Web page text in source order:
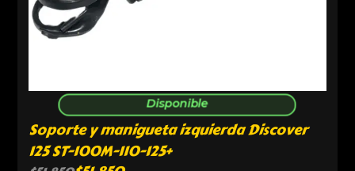
Disponible
Soporte y manigueta izquierda Discover
125 ST-100M-110-125+